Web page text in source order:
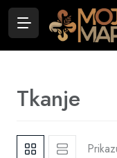
Tkanje